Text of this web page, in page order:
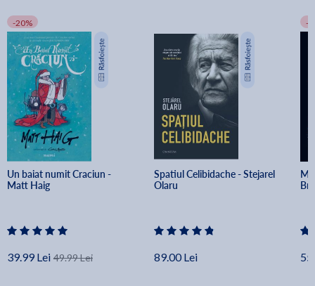
-20%
Un baiat numit Craciun -
Matt Haig
39.99 Lei 49.99 Lei
Spatiul Celibidache - Stejarel
Olaru
89.00 Lei
-